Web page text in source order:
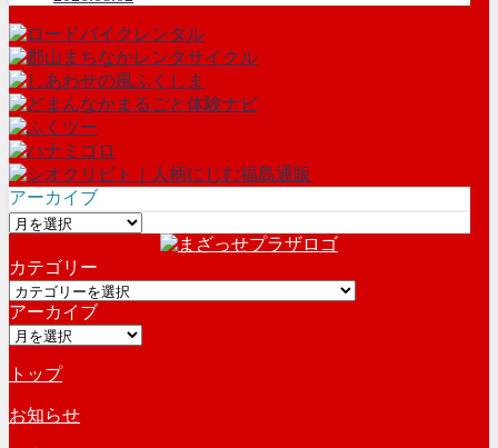
アーカイブ
ア
カ
イ
ブ
カテゴリー
カ
テ
ゴ
ー
アーカイブ
ア
カ
イ
ブ
トップ
お知らせ